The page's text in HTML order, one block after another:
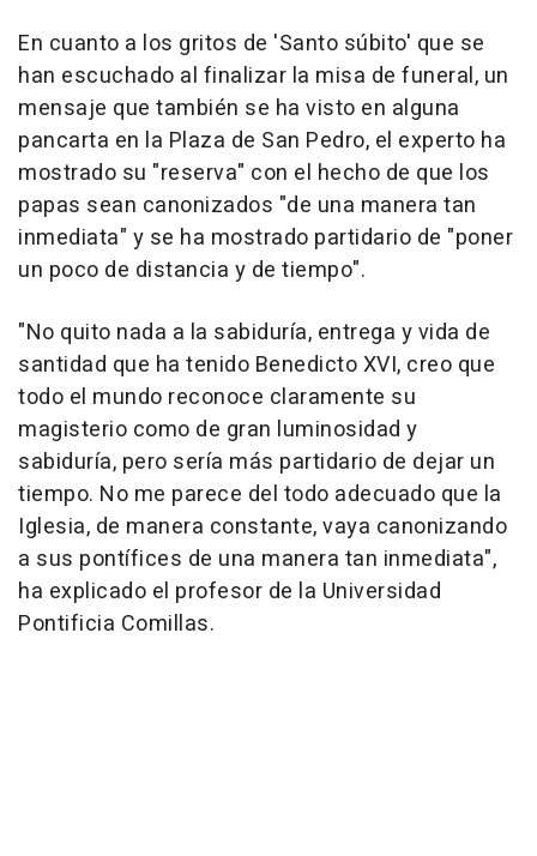
En cuanto a los gritos de 'Santo súbito' que se
han escuchado al finalizar la misa de funeral, un
mensaje que también se ha visto en alguna
pancarta en la Plaza de San Pedro, el experto ha
mostrado su "reserva" con el hecho de que los
papas sean canonizados "de una manera tan
inmediata" y se ha mostrado partidario de "poner
un poco de distancia y de tiempo".
"No quito nada a la sabiduría, entrega y vida de
santidad que ha tenido Benedicto XVI, creo que
todo el mundo reconoce claramente su
magisterio como de gran luminosidad y
sabiduría, pero sería más partidario de dejar un
tiempo. No me parece del todo adecuado que la
Iglesia, de manera constante, vaya canonizando
a sus pontífices de una manera tan inmediata",
ha explicado el profesor de la Universidad
Pontificia Comillas.